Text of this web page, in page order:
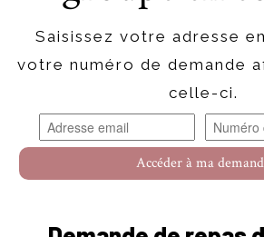
Saisissez votre adresse
votre numéro de demande
celle-ci.
Accéder à ma